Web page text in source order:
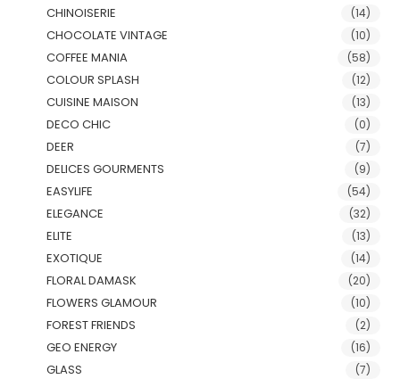
CHINOISERIE (14)
CHOCOLATE VINTAGE (10)
COFFEE MANIA (58)
COLOUR SPLASH (12)
CUISINE MAISON (13)
DECO CHIC (0)
DEER (7)
DELICES GOURMENTS (9)
EASYLIFE (54)
ELEGANCE (32)
ELITE (13)
EXOTIQUE (14)
FLORAL DAMASK (20)
FLOWERS GLAMOUR (10)
FOREST FRIENDS (2)
GEO ENERGY (16)
GLASS (7)